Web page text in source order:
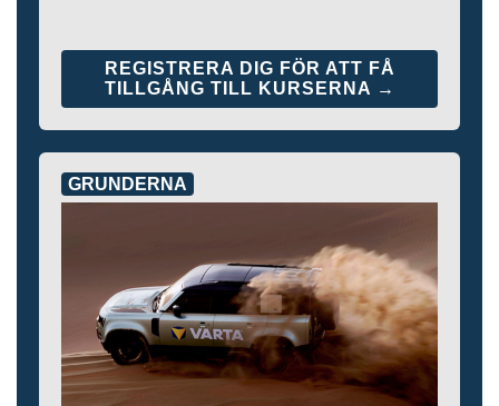
REGISTRERA DIG FÖR ATT FÅ
TILLGÅNG TILL KURSERNA →
GRUNDERNA